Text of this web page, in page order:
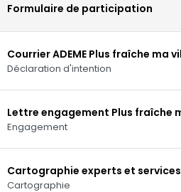
AMI Plus fraîche ma
2024
Soutien aux démarches
Formulaire de participation
Déclaration d'intention
Engagement
Cartographie experts et services
Cartographie